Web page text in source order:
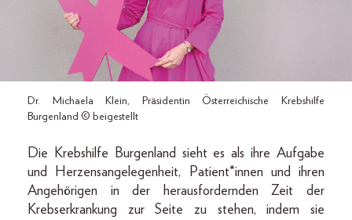
Dr. Michaela Klein, Präsidentin Österreichische Krebshilfe
Burgenland © beigestellt
Die Krebshilfe Burgenland sieht es als ihre Aufgabe
und Herzens­angelegenheit, Patient*innen und ihren
Angehörigen in der heraus­fordernden Zeit der
Krebserkrankung zur Seite zu stehen, indem sie